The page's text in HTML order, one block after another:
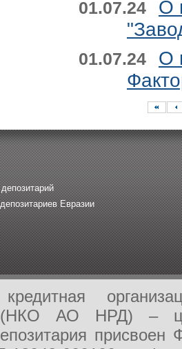
01.07.24
О
01.07.24
О
Евразии
кредитная
(НКО АО НРД) –